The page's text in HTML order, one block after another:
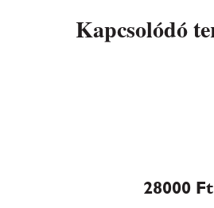
Kapcsolódó
28000 Ft